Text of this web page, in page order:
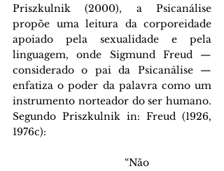
Priszkulnik (2000), a Psicanálise
propõe uma leitura da corporeidade
apoiado pela sexualidade e pela
linguagem, onde Sigmund Freud —
considerado o pai da Psicanálise —
enfatiza o poder da palavra como um
instrumento norteador do ser humano.
Segundo Priszkulnik in: Freud (1926,
1976c):
“Não